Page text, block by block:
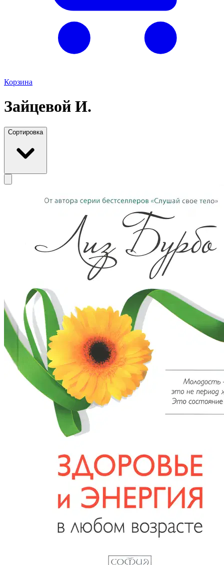
Корзина
Зайцевой И.
Сортировка